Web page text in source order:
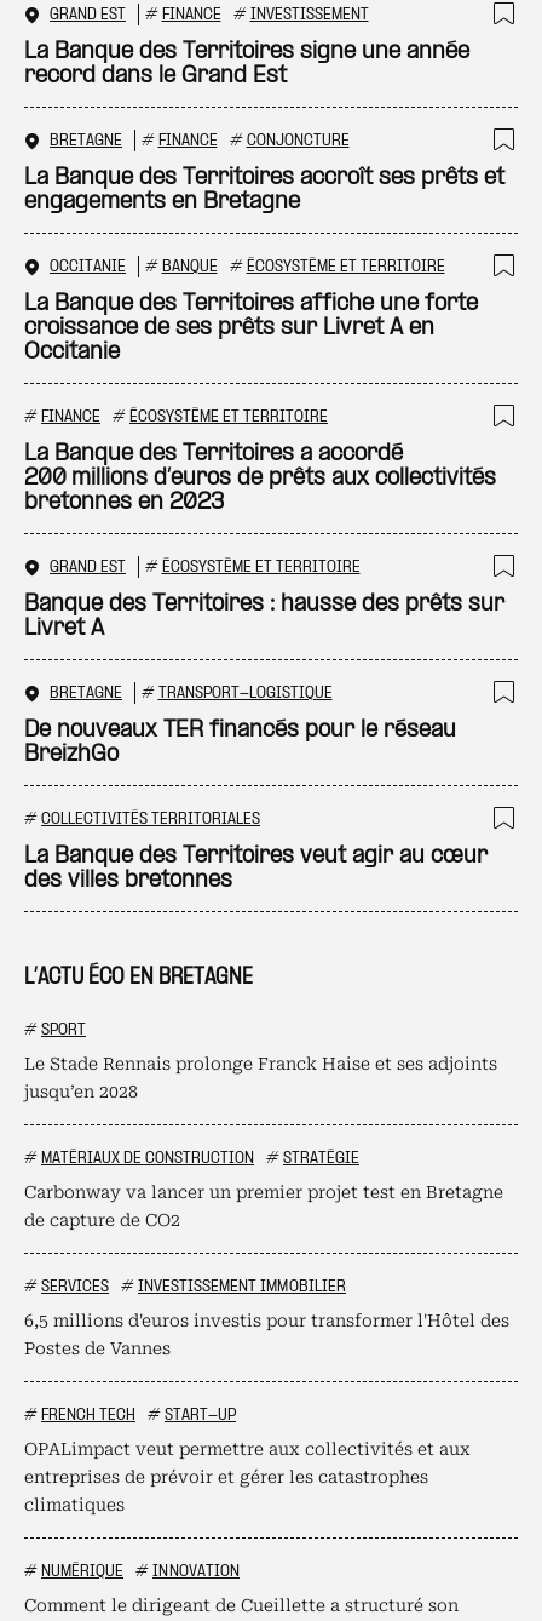
L’ACTU ÉCO EN BRETAGNE
# SPORT
Le Stade Rennais prolonge Franck Haise et ses adjoints
jusqu’en 2028
# MATÉRIAUX DE CONSTRUCTION # STRATÉGIE
Carbonway va lancer un premier projet test en Bretagne
de capture de CO2
# SERVICES # INVESTISSEMENT IMMOBILIER
6,5 millions d'euros investis pour transformer l'Hôtel des
Postes de Vannes
# FRENCH TECH # START-UP
OPALimpact veut permettre aux collectivités et aux
entreprises de prévoir et gérer les catastrophes
climatiques
# NUMÉRIQUE # INNOVATION
Comment le dirigeant de Cueillette a structuré son
GRAND EST # FINANCE # INVESTISSEMENT
La Banque des Territoires signe une année
record dans le Grand Est
BRETAGNE # FINANCE # CONJONCTURE
La Banque des Territoires accroît ses prêts et
engagements en Bretagne
OCCITANIE # BANQUE # ÉCOSYSTÈME ET TERRITOIRE
La Banque des Territoires affiche une forte
croissance de ses prêts sur Livret A en
Occitanie
# FINANCE # ÉCOSYSTÈME ET TERRITOIRE
La Banque des Territoires a accordé
200 millions d’euros de prêts aux collectivités
bretonnes en 2023
GRAND EST # ÉCOSYSTÈME ET TERRITOIRE
Banque des Territoires : hausse des prêts sur
Livret A
BRETAGNE # TRANSPORT-LOGISTIQUE
De nouveaux TER financés pour le réseau
BreizhGo
# COLLECTIVITÉS TERRITORIALES
La Banque des Territoires veut agir au cœur
des villes bretonnes